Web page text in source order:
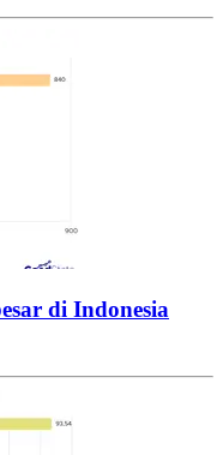
di Indonesia